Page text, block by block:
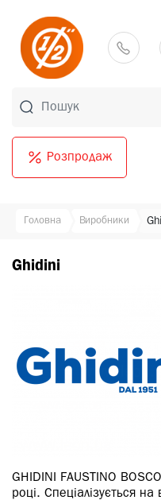
Розпродаж
Головна Виробники
Ghidini
GHIDINI FAUSTINO
році. Спеціалізується